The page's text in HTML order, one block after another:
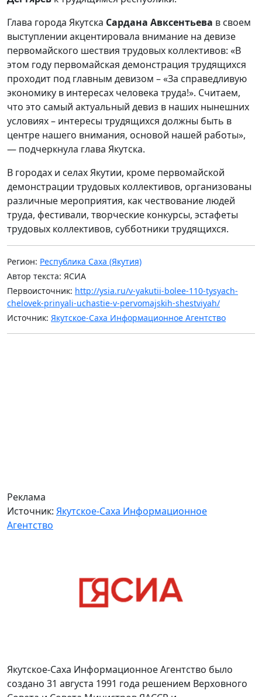
Глава города Якутска Сардана Авксентьева в своем
выступлении акцентировала внимание на девизе
первомайского шествия трудовых коллективов: «В
этом году первомайская демонстрация трудящихся
проходит под главным девизом – «За справедливую
экономику в интересах человека труда!». Считаем,
что это самый актуальный девиз в наших нынешних
условиях – интересы трудящихся должны быть в
центре нашего внимания, основой нашей работы»,
— подчеркнула глава Якутска.
В городах и селах Якутии, кроме первомайской
демонстрации трудовых коллективов, организованы
различные мероприятия, как чествование людей
труда, фестивали, творческие конкурсы, эстафеты
трудовых коллективов, субботники трудящихся.
Регион: Республика Саха (Якутия)
Автор текста: ЯСИА
Первоисточник: http://ysia.ru/v-yakutii-bolee-110-tysyach-
chelovek-prinyali-uchastie-v-pervomajskih-shestviyah/
Источник: Якутское-Саха Информационное Агентство
Реклама
Источник: Якутское-Саха Информационное
Агентство
Якутское-Саха Информационное Агентство было
создано 31 августа 1991 года решением Верховного